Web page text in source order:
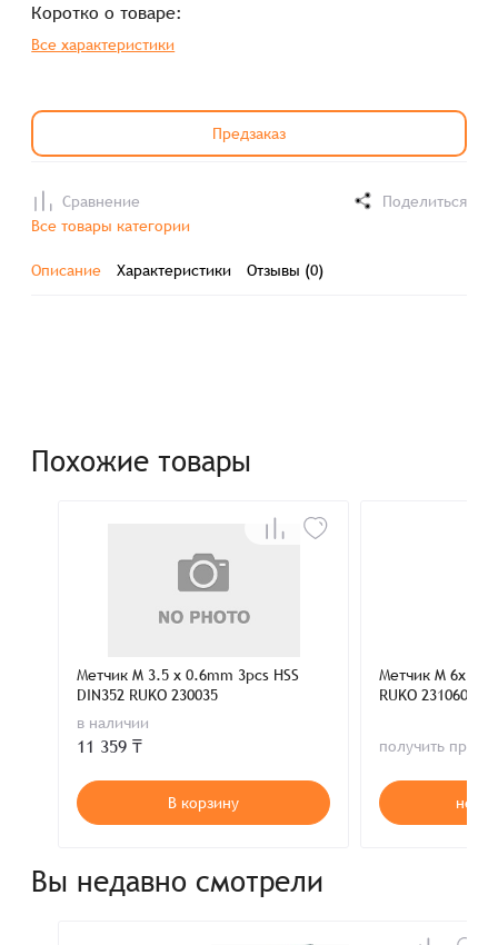
Коротко о товаре:
Все характеристики
Предзаказ
Сравнение
Поделиться
Все товары категории
Описание Характеристики Отзывы (0)
Похожие товары
Метчик M 3.5 x 0.6mm 3pcs HSS
DIN352 RUKO 230035
в наличии
11 359 ₸
В корзину
Метчик M
RUKO 231060
получить
нет в
Вы недавно смотрели